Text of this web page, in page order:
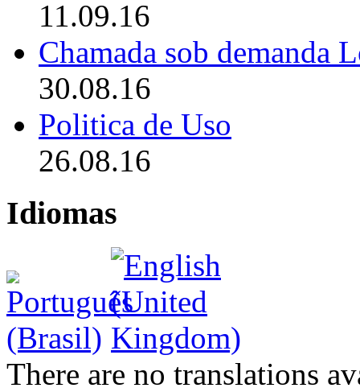
11.09.16
Chamada sob demanda
30.08.16
Politica de Uso
26.08.16
Idiomas
There are no translations